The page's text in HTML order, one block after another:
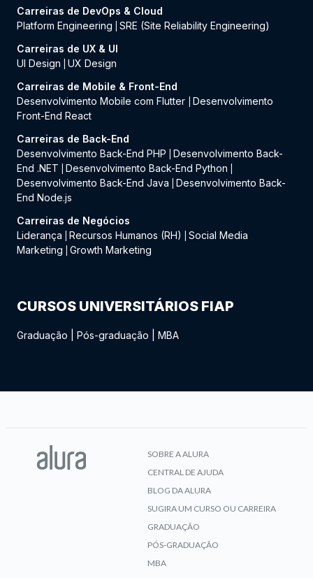
Carreiras de DevOps & Cloud
Platform Engineering
SRE (Site Reliability Engineering)
Carreiras de UX & UI
UI Design
UX Design
Carreiras de Mobile & Front-End
Desenvolvimento Mobile com Flutter
Desenvolvimento
Front-End React
Carreiras de Back-End
Desenvolvimento Back-End PHP
Desenvolvimento Back-
End .NET
Desenvolvimento Back-End Python
Desenvolvimento Back-End Java
Desenvolvimento Back-
End Node.js
Carreiras de Negócios
Liderança
Recursos Humanos (RH)
Social Media
Marketing
Growth Marketing
CURSOS UNIVERSITÁRIOS FIAP
Graduação Pós-graduação MBA
SOBRE A ALURA
CENTRAL DE AJUDA
BLOG DA ALURA
SUGIRA UM CURSO OU CARREIRA
GRADUAÇÃO
PÓS-GRADUAÇÃO
MBA